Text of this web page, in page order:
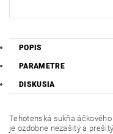
POPIS
PARAMETRE
DISKUSIA
Tehotenská sukňa
je ozdobne nezašitý a